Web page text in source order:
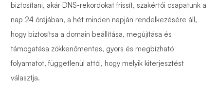
biztosítani, akár DNS-rekordokat frissít, szakértői csapatunk a
nap 24 órájában, a hét minden napján rendelkezésére áll,
hogy biztosítsa a domain beállítása, megújítása és
támogatása zökkenőmentes, gyors és megbízható
folyamatot, függetlenül attól, hogy melyik kiterjesztést
választja.